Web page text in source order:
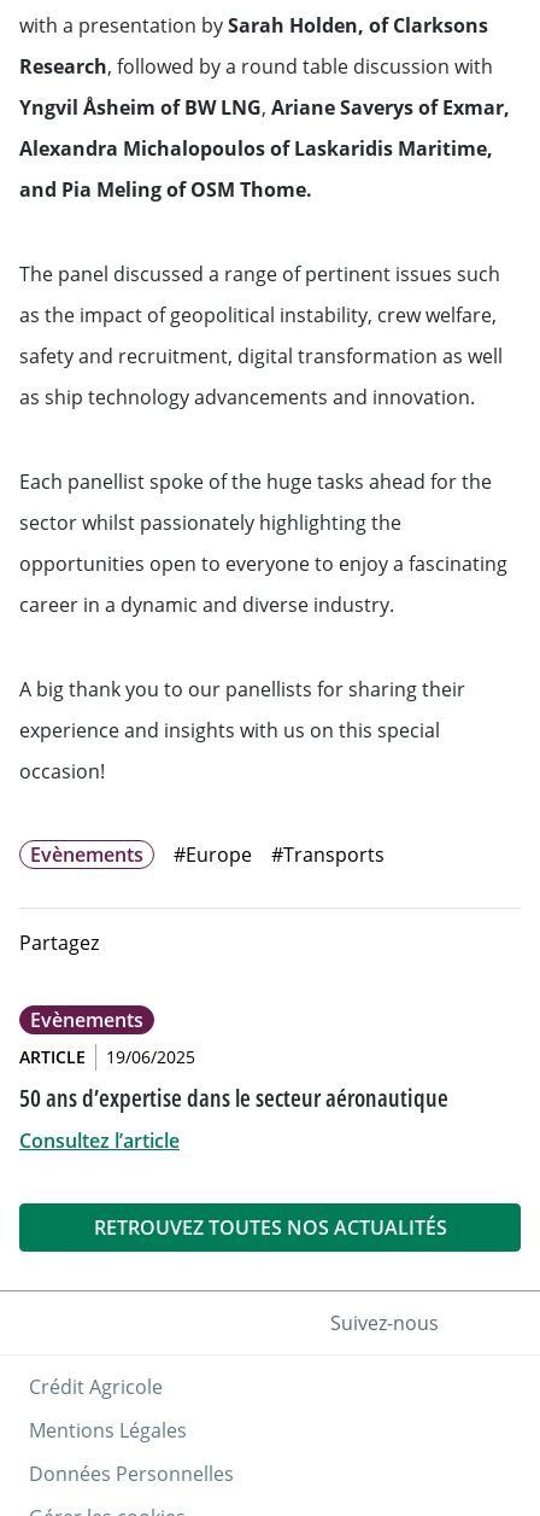
with a presentation bySarah Holden, of Clarksons
Research, followed by a round table discussion with
Yngvil Åsheim of BW LNG, Ariane Saverys of Exmar,
Alexandra Michalopoulos of Laskaridis Maritime,
and Pia Meling of OSM Thome.
The panel discussed a range of pertinent issues such
as the impact of geopolitical instability, crew welfare,
safety and recruitment, digital transformation as well
as ship technology advancements and innovation.
Each panellist spoke of the huge tasks ahead for the
sector whilst passionately highlighting the
opportunities open to everyone to enjoy a fascinating
career in a dynamic and diverse industry.
A big thank you to our panellists for sharing their
experience and insights with us on this special
occasion!
Evènements #Europe #Transports
Partagez
Evènements
ARTICLE 19/06/2025
50 ans d’expertise dans le secteur aéronautique
Consultez l’article
RETROUVEZ TOUTES NOS ACTUALITÉS
Crédit Agricole
Mentions Légales
Données Personnelles
Suivez-nous